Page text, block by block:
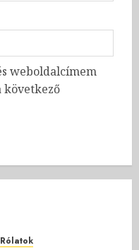
weboldalcímem
következő
Rólatok